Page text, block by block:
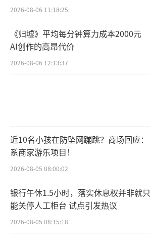
2026-08-06 11:18:25
《归墟》平均每分钟算力成本2000元
AI创作的高昂代价
2026-08-06 12:13:37
近10名小孩在防坠网蹦跳？商场回应：
系商家游乐项目！
2026-08-05 08:00:02
银行午休1.5小时，落实休息权并非就只
能关停人工柜台 试点引发热议
2026-08-05 08:15:18